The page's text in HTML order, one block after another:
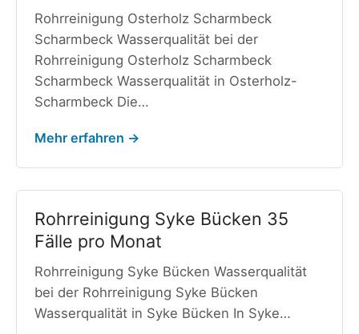
Rohrreinigung Osterholz Scharmbeck
Scharmbeck Wasserqualität bei der
Rohrreinigung Osterholz Scharmbeck
Scharmbeck Wasserqualität in Osterholz-
Scharmbeck Die…
Mehr erfahren →
Rohrreinigung Syke Bücken 35
Fälle pro Monat
Rohrreinigung Syke Bücken Wasserqualität
bei der Rohrreinigung Syke Bücken
Wasserqualität in Syke Bücken In Syke…